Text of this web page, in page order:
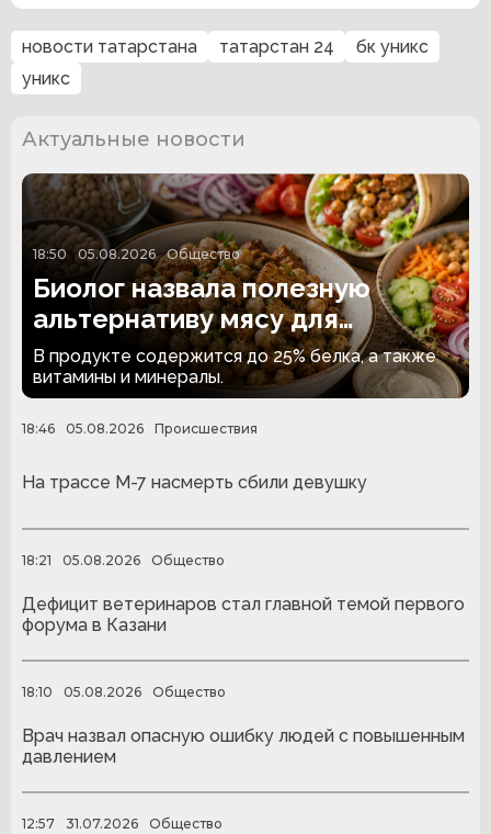
новости татарстана татарстан 24
бк уникс
уникс
Актуальные новости
18:50 05.08.2026 Общество
Биолог назвала полезную
альтернативу мясу для
вегетарианцев
В продукте содержится до 25% белка, а также
витамины и минералы.
18:46 05.08.2026 Происшествия
На трассе М-7 насмерть сбили девушку
18:21 05.08.2026 Общество
Дефицит ветеринаров стал главной темой первого
форума в Казани
18:10 05.08.2026 Общество
Врач назвал опасную ошибку людей с повышенным
давлением
12:57 31.07.2026 Общество